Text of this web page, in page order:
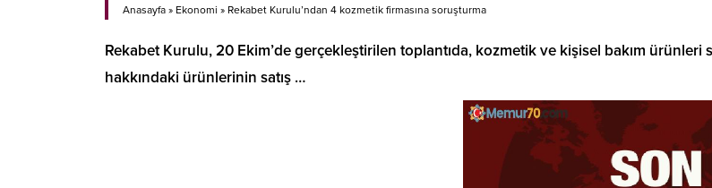
Anasayfa » Ekonomi » Rekabet Kurulu’ndan 4 kozmetik firmasına soruşturma
Rekabet Kurulu, 20 Ekim’de gerçekleştirilen toplantıda, kozmetik ve kişisel bakım ürünleri
hakkındaki ürünlerinin satış …